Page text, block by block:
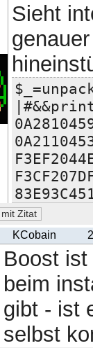
Sieht
KCobain
Boost
beim
gibt - ist
selbst